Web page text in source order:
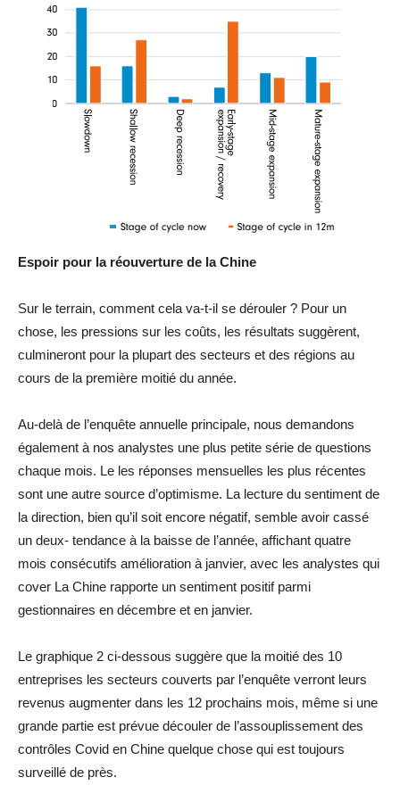
Espoir pour la réouverture de la Chine
Sur le terrain, comment cela va-t-il se dérouler ? Pour un
chose, les pressions sur les coûts, les résultats suggèrent,
culmineront pour la plupart des secteurs et des régions au
cours de la première moitié du année.
Au-delà de l’enquête annuelle principale, nous demandons
également à nos analystes une plus petite série de questions
chaque mois. Le les réponses mensuelles les plus récentes
sont une autre source d’optimisme. La lecture du sentiment de
la direction, bien qu’il soit encore négatif, semble avoir cassé
un deux- tendance à la baisse de l’année, affichant quatre
mois consécutifs amélioration à janvier, avec les analystes qui
cover La Chine rapporte un sentiment positif parmi
gestionnaires en décembre et en janvier.
Le graphique 2 ci-dessous suggère que la moitié des 10
entreprises les secteurs couverts par l’enquête verront leurs
revenus augmenter dans les 12 prochains mois, même si une
grande partie est prévue découler de l’assouplissement des
contrôles Covid en Chine quelque chose qui est toujours
surveillé de près.